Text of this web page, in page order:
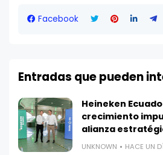
Facebook
Entradas que pueden
Heineken
crecimiento
alianza
UNKNOWN HACE UN